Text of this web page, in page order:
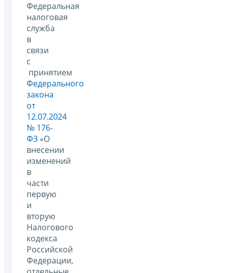
Федеральная
налоговая
служба
в
связи
с
принятием
Федерального
закона
от
12.07.2024
№ 176-
ФЗ «О
внесении
изменений
в
части
первую
и
вторую
Налогового
кодекса
Российской
Федерации,